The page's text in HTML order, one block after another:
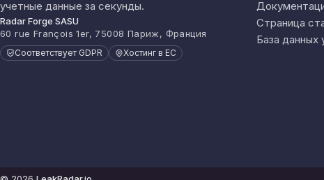
учетные данные за секунды.
Radar Forge SASU
60 rue François 1er, 75008 Париж, Франция
Соответствует GDPR Хостинг в ЕС
Страница
База данных